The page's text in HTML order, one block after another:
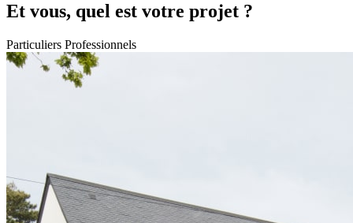
Et vous, quel est votre projet ?
Particuliers Professionnels